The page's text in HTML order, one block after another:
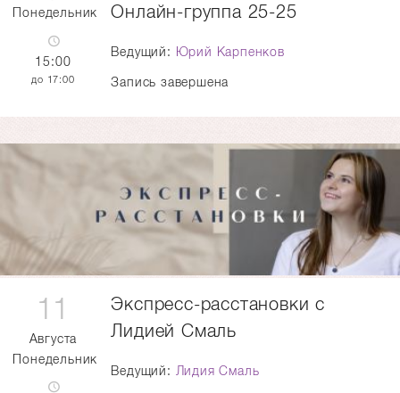
Понедельник
15:00
17:00
Онлайн-группа 25-25
Ведущий: Юрий Карпенков
Запись завершена
11
Августа
Понедельник
Экспресс-расстановки с
Лидией Смаль
Ведущий: Лидия Смаль